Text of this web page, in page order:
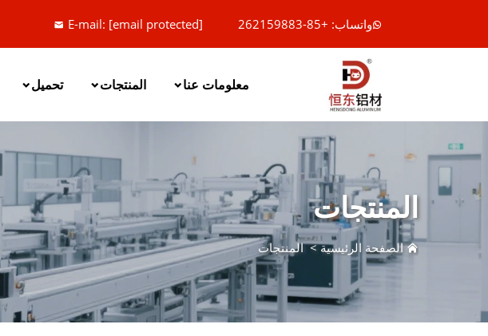
واتساب: +85-262159883 E-mail: [email protected]
معلومات عنا المنتجات تحميل
المنتجات
الصفحة الرئيسية>المنتجات